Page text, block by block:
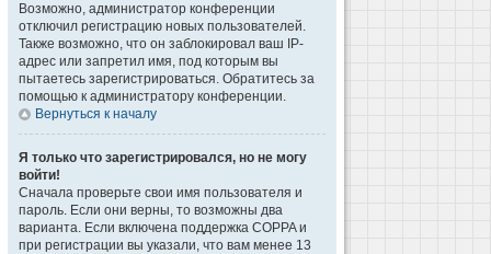
Возможно, администратор конференции
отключил регистрацию новых пользователей.
Также возможно, что он заблокировал ваш IP-
адрес или запретил имя, под которым вы
пытаетесь зарегистрироваться. Обратитесь за
помощью к администратору конференции.
Вернуться к началу
Я только что зарегистрировался, но не могу
войти!
Сначала проверьте свои имя пользователя и
пароль. Если они верны, то возможны два
варианта. Если включена поддержка COPPA и
при регистрации вы указали, что вам менее 13